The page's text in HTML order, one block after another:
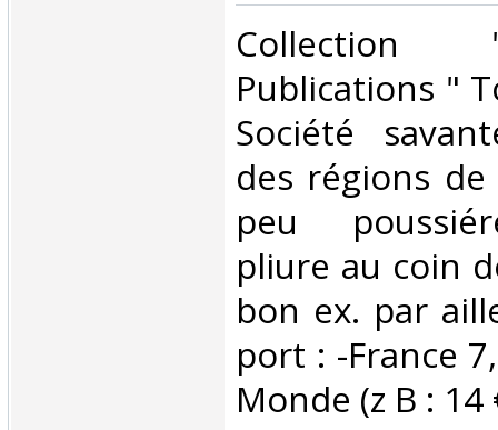
‎Collection
Publications "
Société
des régions
peu
pliure au coin
bon ex. par
port : -France
Monde (z B : 14